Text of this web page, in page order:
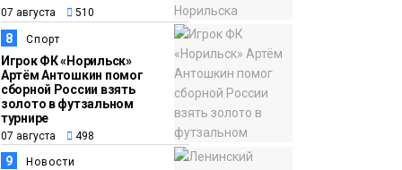
07 августа 510
8 Спорт
Игрок ФК «Норильск»
Артём Антошкин помог
сборной России взять
золото в футзальном
турнире
07 августа 498
9 Новости